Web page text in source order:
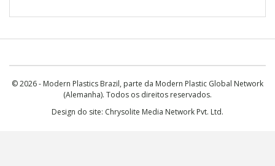
© 2026 - Modern Plastics Brazil, parte da Modern Plastic Global Network
(Alemanha). Todos os direitos reservados.
Design do site: Chrysolite Media Network Pvt. Ltd.